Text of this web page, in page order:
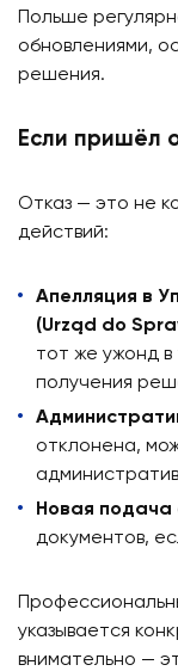
Польше
обновлениями,
решения.
Если пришёл
Отказ — это не
действий:
Апелляция в
(Urząd do
тот же ужонд
получения
отклонена,
Новая подача
документов,
указывается
внимательно —